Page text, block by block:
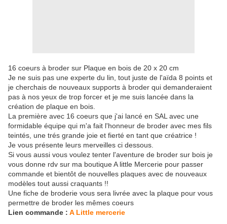
16 coeurs à broder sur Plaque en bois de 20 x 20 cm
Je ne suis pas une experte du lin, tout juste de l'aïda 8 points et
je cherchais de nouveaux supports à broder qui demanderaient
pas à nos yeux de trop forcer et je me suis lancée dans la
création de plaque en bois.
La première avec 16 coeurs que j'ai lancé en SAL avec une
formidable équipe qui m'a fait l'honneur de broder avec mes fils
teintés, une trés grande joie et fierté en tant que créatrice !
Je vous présente leurs merveilles ci dessous.
Si vous aussi vous voulez tenter l'aventure de broder sur bois je
vous donne rdv sur ma boutique A little Mercerie pour passer
commande et bientôt de nouvelles plaques avec de nouveaux
modèles tout aussi craquants !!
Une fiche de broderie vous sera livrée avec la plaque pour vous
permettre de broder les mêmes coeurs
Lien commande : A Little mercerie